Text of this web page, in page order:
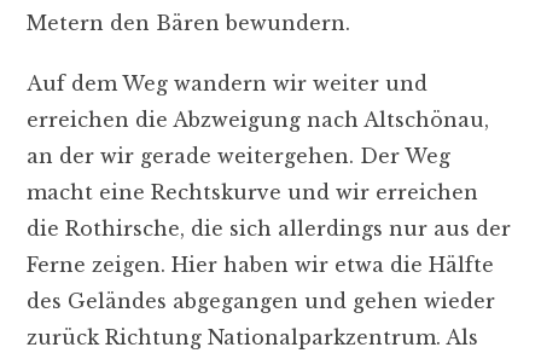
Metern den Bären bewundern.
Auf dem Weg wandern wir weiter und
erreichen die Abzweigung nach Altschönau,
an der wir gerade weitergehen. Der Weg
macht eine Rechtskurve und wir erreichen
die Rothirsche, die sich allerdings nur aus der
Ferne zeigen. Hier haben wir etwa die Hälfte
des Geländes abgegangen und gehen wieder
zurück Richtung Nationalparkzentrum. Als